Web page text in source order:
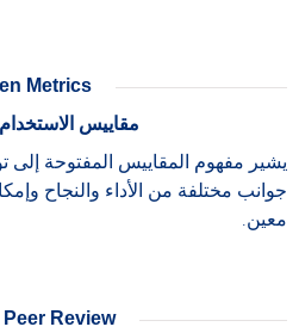
Metrics
مقاييس
يشير مفهوم المقاييس المفتوحة إلى
جوانب مختلفة من الأداء والنجاح
معين.
Review